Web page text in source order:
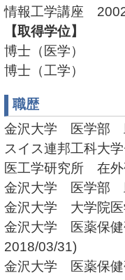
情報工学講座
【取得学位】
博士（医学）
博士（工学）
職歴
金沢大学 医学部
スイス連邦工科大
医工学研究所 在外
金沢大学 医学部
金沢大学 大学院
金沢大学 医薬保
2018/03/31)
金沢大学 医薬保健